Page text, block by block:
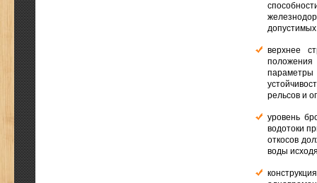
верхнее
положения
рельсов и
уровень
водотоки
откосов
воды